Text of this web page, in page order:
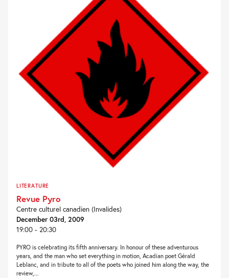
LITERATURE
Revue Pyro
Centre culturel canadien (Invalides)
December 03rd, 2009
19:00 - 20:30
PYRO is celebrating its fifth anniversary. In honour of these adventurous
years, and the man who set everything in motion, Acadian poet Gérald
Leblanc, and in tribute to all of the poets who joined him along the way, the
review,...